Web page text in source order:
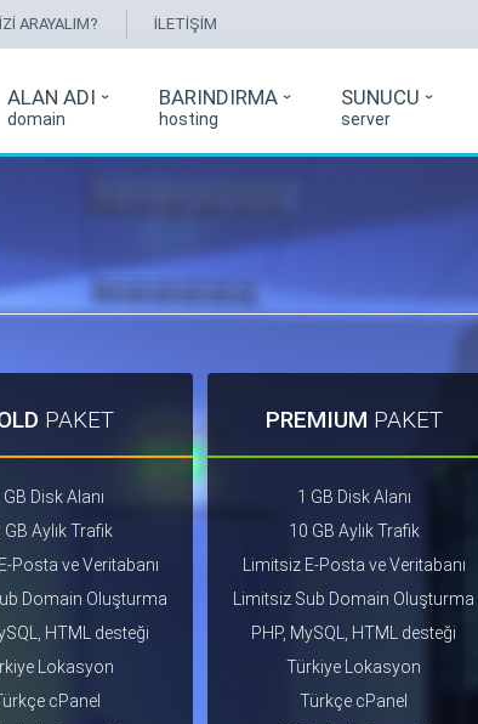
ARAYALIM? İLETİŞİM
ALAN ADI
domain
BARINDIRMA
hosting
SUNUCU
server
PAKET
GB Disk Alanı
GB Aylık Trafik
Posta ve Veritabanı
Domain Oluşturma
HTML desteği
Lokasyon
cPanel
PREMIUM PAKET
1 GB Disk Alanı
10 GB Aylık Trafik
Limitsiz E-Posta ve Veritabanı
Limitsiz Sub Domain Oluşturma
PHP, MySQL, HTML desteği
Türkiye Lokasyon
Türkçe cPanel